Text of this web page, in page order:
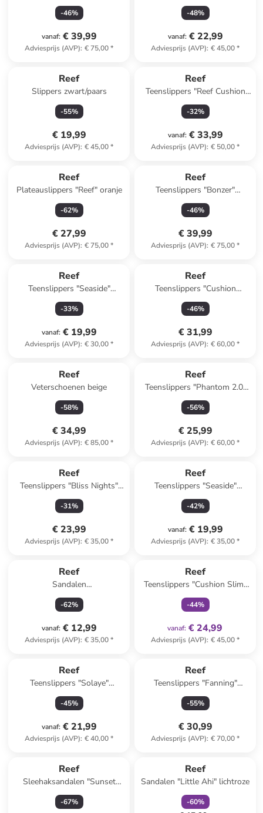
roze/zwart
-46%
vanaf: € 39,99
Adviesprijs (AVP): € 75,00*
Malibu" groen/lichtbruin
-48%
vanaf: € 22,99
Adviesprijs (AVP): € 45,00*
Reef
Slippers zwart/paars
-55%
€ 19,99
Adviesprijs (AVP): € 45,00*
Reef
Teenslippers "Reef Cushion
Breeze" zwart
-32%
vanaf: € 33,99
Adviesprijs (AVP): € 50,00*
Reef
Plateauslippers "Reef" oranje
-62%
€ 27,99
Adviesprijs (AVP): € 75,00*
Reef
Teenslippers "Bonzer"
lichtbruin
-46%
€ 39,99
Adviesprijs (AVP): € 75,00*
Reef
Teenslippers "Seaside"
meerkleurig
-33%
vanaf: € 19,99
Adviesprijs (AVP): € 30,00*
Reef
Teenslippers "Cushion
Phantom 2.0"
donkerblauw/grijs
-46%
€ 31,99
Adviesprijs (AVP): € 60,00*
Reef
Veterschoenen beige
-58%
€ 34,99
Adviesprijs (AVP): € 85,00*
Reef
Teenslippers "Phantom 2.0"
blauw/zwart
-56%
€ 25,99
Adviesprijs (AVP): € 60,00*
Reef
Teenslippers "Bliss Nights"
crème
-31%
€ 23,99
Adviesprijs (AVP): € 35,00*
Reef
Teenslippers "Seaside"
donkerblauw
-42%
vanaf: € 19,99
Adviesprijs (AVP): € 35,00*
Reef
Sandalen
donkerblauw/turquoise
-62%
vanaf: € 12,99
Adviesprijs (AVP): € 35,00*
Reef
Teenslippers "Cushion Slim"
zwart
-44%
vanaf: € 24,99
Adviesprijs (AVP): € 45,00*
Reef
Teenslippers "Solaye"
turquoise
-45%
vanaf: € 21,99
Adviesprijs (AVP): € 40,00*
Reef
Teenslippers "Fanning"
groen/zwart
-55%
€ 30,99
Adviesprijs (AVP): € 70,00*
Reef
Sleehaksandalen "Sunset
Sayulita" camel
-67%
Reef
Sandalen "Little Ahi" lichtroze
-60%